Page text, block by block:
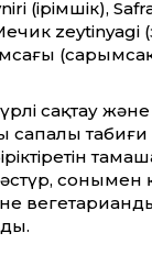
(ірімшік),
zeytinyagi
сақтау
сапалы табиғи
сонымен